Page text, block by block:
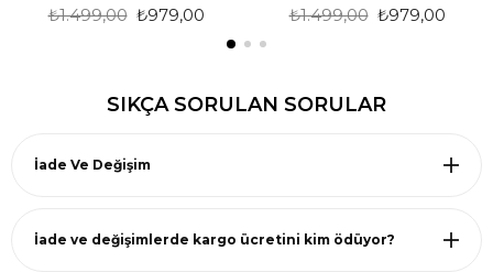
₺979,00
₺1.499,00 ₺979,00
₺1.499,00
SIKÇA SORULAN SORULAR
İade Ve Değişim
İade ve değişimlerde kargo ücretini kim ödüyor?